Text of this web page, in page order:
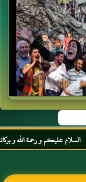
عليكم و رحمة الله و